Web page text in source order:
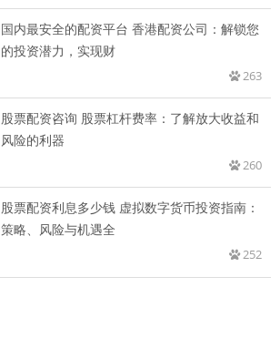
国内最安全的配资平台 香港配资公司：解锁您
的投资潜力，实现财
263
股票配资咨询 股票杠杆费率：了解放大收益和
风险的利器
260
股票配资利息多少钱 虚拟数字货币投资指南：
策略、风险与机遇全
252